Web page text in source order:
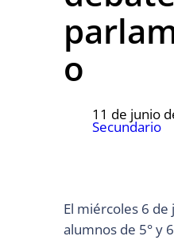
o
11 de junio
Secundario
El miércoles 6
alumnos de 5° y